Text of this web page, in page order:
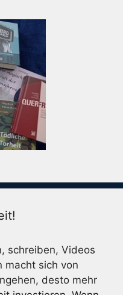
schreiben, Videos
macht sich von
desto mehr